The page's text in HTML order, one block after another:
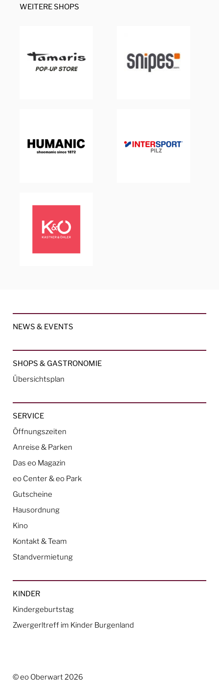
WEITERE SHOPS
NEWS & EVENTS
SHOPS & GASTRONOMIE
Übersichtsplan
SERVICE
Öffnungszeiten
Anreise & Parken
Das eo Magazin
eo Center & eo Park
Gutscheine
Hausordnung
Kino
Kontakt & Team
Standvermietung
KINDER
Kindergeburtstag
Zwergerltreff im Kinder Burgenland
© eo Oberwart 2026